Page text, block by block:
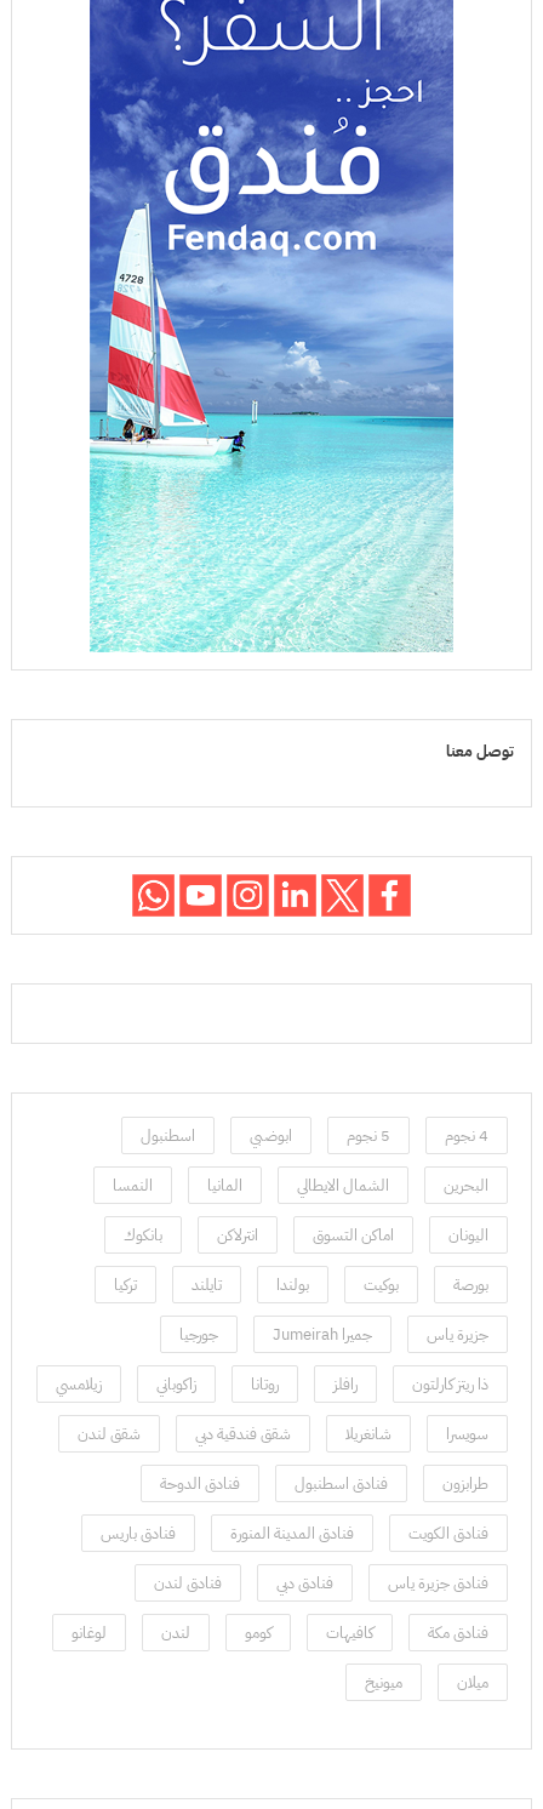
توصل معنا
4 نجوم 5 نجوم ابوضبي اسطنبول
البحرين الشمال الايطالي المانيا النمسا
اليونان اماكن التسوق انترلاكن بانكوك
بورصة بوكيت بولندا تايلند تركيا
جزيرة ياس جميرا Jumeirah جورجيا
ذا ريتز كارلتون رافلز روتانا زاكوباني زيلامسي
سويسرا شانغريلا شقق فندقية دبي شقق لندن
طرابزون فنادق اسطنبول فنادق الدوحة
فنادق الكويت فنادق المدينة المنورة فنادق باريس
فنادق جزيرة ياس فنادق دبي فنادق لندن
فنادق مكة كافيهات كومو لندن لوغانو
ميلان ميونيخ